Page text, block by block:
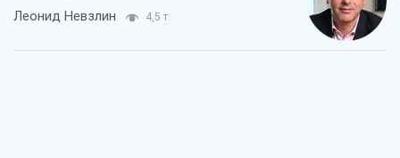
Леонид Невзлин 4,5 т.